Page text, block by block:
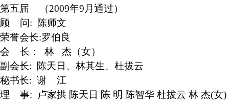
第五届
（2009年9月通过）
顾 问: 陈师文
荣誉会长:罗伯良
会 长： 林 杰（女）
副会长: 陈天日、林其生、杜拔云
秘书长: 谢 江
理 事:
卢家拱 陈天日 陈 明 陈智华 杜拔云 林 杰(